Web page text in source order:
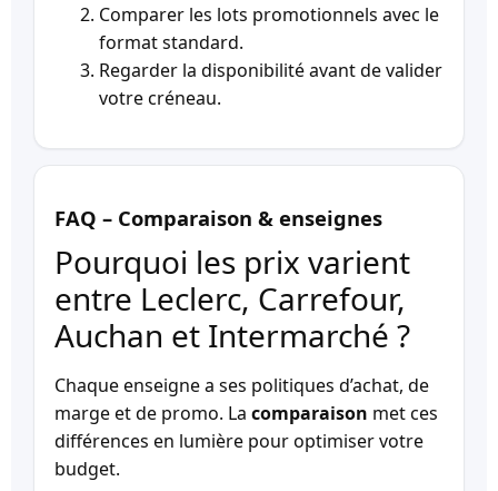
Comparer les lots promotionnels avec le
format standard.
Regarder la disponibilité avant de valider
votre créneau.
FAQ – Comparaison & enseignes
Pourquoi les prix varient
entre Leclerc, Carrefour,
Auchan et Intermarché ?
Chaque enseigne a ses politiques d’achat, de
marge et de promo. La comparaison met ces
différences en lumière pour optimiser votre
budget.